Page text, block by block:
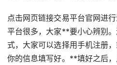
点击网页链接交易平台官网进
平台很多，大家**要小心辨别
式，大家可以选择用手机注册
你的信息填写好。**填好之后